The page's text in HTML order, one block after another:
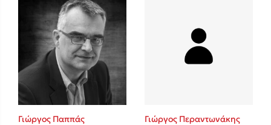
Γιώργος Παππάς Γιώργος Περαντωνάκης